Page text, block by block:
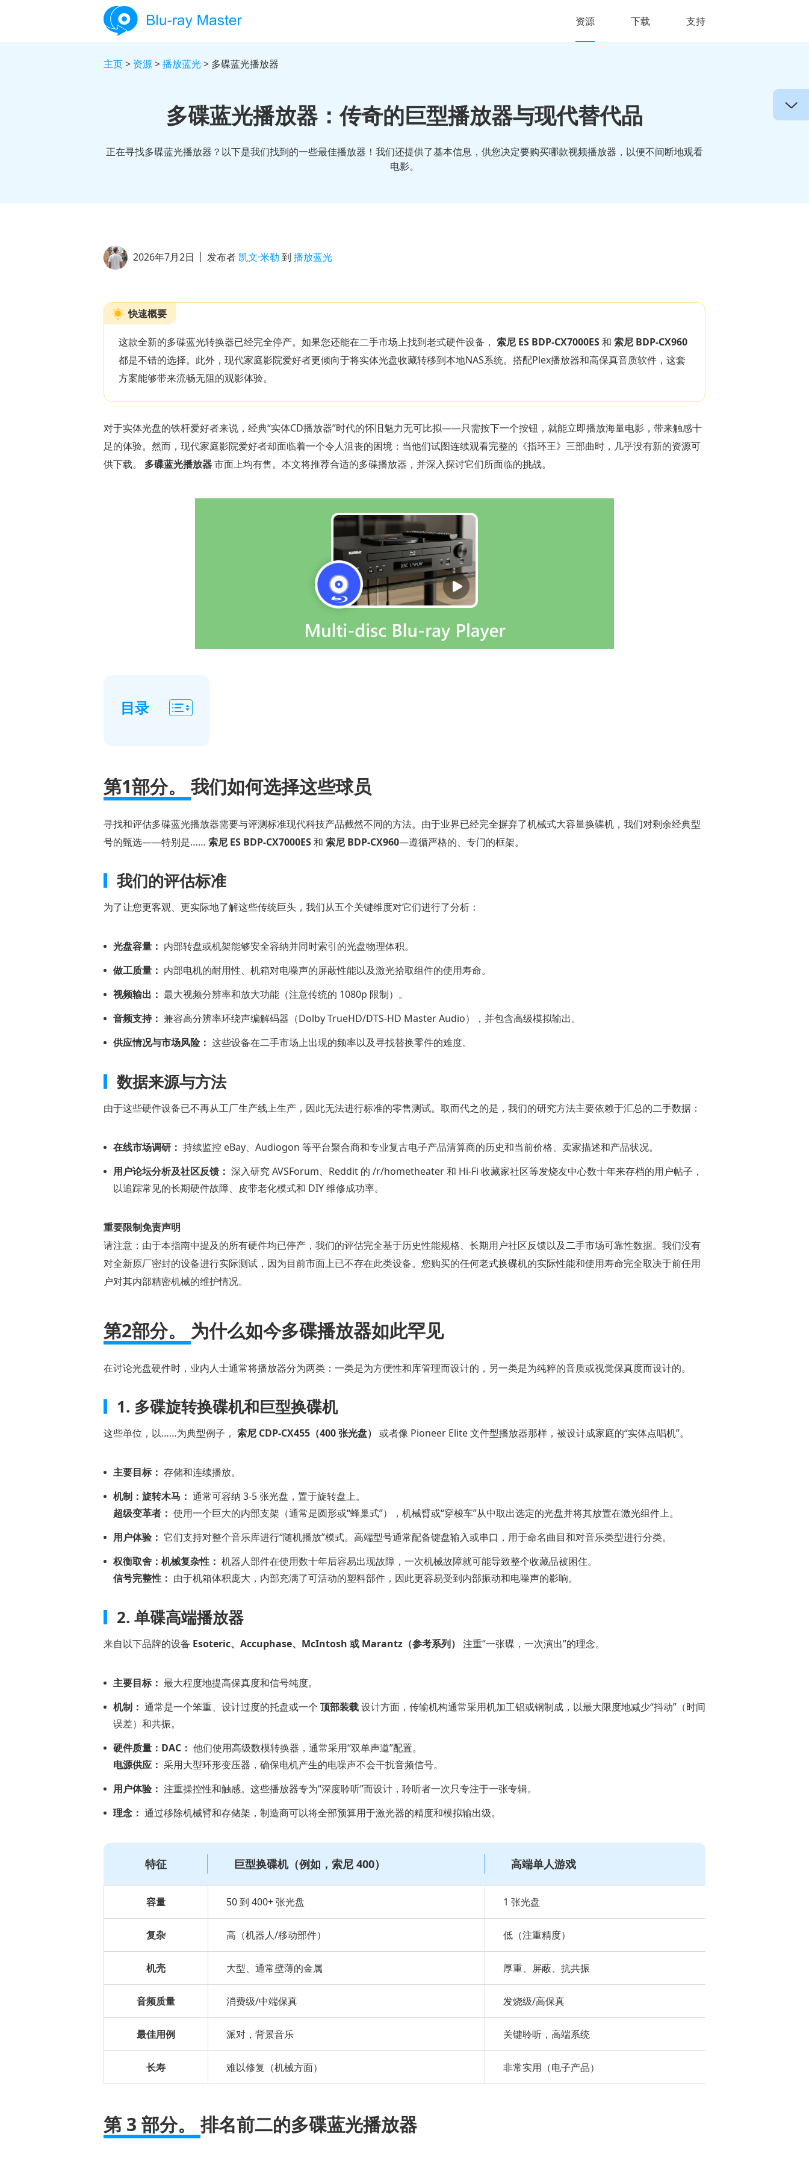
资源 下载 支持
主页> 资源>播放蓝光> 多碟蓝光播放器
多碟蓝光播放器：传奇的巨型播放器与现代替代品
正在寻找多碟蓝光播放器？以下是我们找到的一些最佳播放器！我们还提供了基本信息，供您决定要购买哪款视频播放器，以便不间断地观看
电影。
2026年7月2日 发布者凯文·米勒 到 播放蓝光
快速概要
这款全新的多碟蓝光转换器已经完全停产。如果您还能在二手市场上找到老式硬件设备， 索尼 ES BDP-CX7000ES和 索尼 BDP-CX960
都是不错的选择。此外，现代家庭影院爱好者更倾向于将实体光盘收藏转移到本地NAS系统。搭配Plex播放器和高保真音质软件，这套
方案能够带来流畅无阻的观影体验。
对于实体光盘的铁杆爱好者来说，经典“实体CD播放器”时代的怀旧魅力无可比拟——只需按下一个按钮，就能立即播放海量电影，带来触感十
足的体验。然而，现代家庭影院爱好者却面临着一个令人沮丧的困境：当他们试图连续观看完整的《指环王》三部曲时，几乎没有新的资源可
供下载。 多碟蓝光播放器市面上均有售。本文将推荐合适的多碟播放器，并深入探讨它们所面临的挑战。
目录
分：
我
们
如
选
择
这
球
第
二
分：
为
么
如
今
碟
放
器
此
罕
见
第
分：
名
二
的
多
蓝
播
放
器
第
四
分：
关
于
变
形
金
刚
之
的
额
信
分：
超
级
转
换
器
数
NAS
精
第1部分。 我们如何选择这些球员
寻找和评估多碟蓝光播放器需要与评测标准现代科技产品截然不同的方法。由于业界已经完全摒弃了机械式大容量换碟机，我们对剩余经典型
号的甄选——特别是…… 索尼 ES BDP-CX7000ES和 索尼 BDP-CX960—遵循严格的、专门的框架。
我们的评估标准
为了让您更客观、更实际地了解这些传统巨头，我们从五个关键维度对它们进行了分析：
光盘容量： 内部转盘或机架能够安全容纳并同时索引的光盘物理体积。
做工质量： 内部电机的耐用性、机箱对电噪声的屏蔽性能以及激光拾取组件的使用寿命。
视频输出： 最大视频分辨率和放大功能（注意传统的 1080p 限制）。
音频支持： 兼容高分辨率环绕声编解码器（Dolby TrueHD/DTS-HD Master Audio），并包含高级模拟输出。
供应情况与市场风险： 这些设备在二手市场上出现的频率以及寻找替换零件的难度。
数据来源与方法
由于这些硬件设备已不再从工厂生产线上生产，因此无法进行标准的零售测试。取而代之的是，我们的研究方法主要依赖于汇总的二手数据：
在线市场调研： 持续监控 eBay、Audiogon 等平台聚合商和专业复古电子产品清算商的历史和当前价格、卖家描述和产品状况。
用户论坛分析及社区反馈： 深入研究 AVSForum、Reddit 的 /r/hometheater 和 Hi-Fi 收藏家社区等发烧友中心数十年来存档的用户帖子，
以追踪常见的长期硬件故障、皮带老化模式和 DIY 维修成功率。
重要限制免责声明
请注意：由于本指南中提及的所有硬件均已停产，我们的评估完全基于历史性能规格、长期用户社区反馈以及二手市场可靠性数据。我们没有
对全新原厂密封的设备进行实际测试，因为目前市面上已不存在此类设备。您购买的任何老式换碟机的实际性能和使用寿命完全取决于前任用
户对其内部精密机械的维护情况。
第2部分。 为什么如今多碟播放器如此罕见
在讨论光盘硬件时，业内人士通常将播放器分为两类：一类是为方便性和库管理而设计的，另一类是为纯粹的音质或视觉保真度而设计的。
1. 多碟旋转换碟机和巨型换碟机
这些单位，以……为典型例子， 索尼 CDP-CX455（400 张光盘） 或者像 Pioneer Elite 文件型播放器那样，被设计成家庭的“实体点唱机”。
主要目标： 存储和连续播放。
机制：旋转木马： 通常可容纳 3-5 张光盘，置于旋转盘上。
超级变革者： 使用一个巨大的内部支架（通常是圆形或“蜂巢式”），机械臂或“穿梭车”从中取出选定的光盘并将其放置在激光组件上。
用户体验： 它们支持对整个音乐库进行“随机播放”模式。高端型号通常配备键盘输入或串口，用于命名曲目和对音乐类型进行分类。
权衡取舍：机械复杂性： 机器人部件在使用数十年后容易出现故障，一次机械故障就可能导致整个收藏品被困住。
信号完整性： 由于机箱体积庞大，内部充满了可活动的塑料部件，因此更容易受到内部振动和电噪声的影响。
2. 单碟高端播放器
来自以下品牌的设备 Esoteric、Accuphase、McIntosh 或 Marantz（参考系列） 注重“一张碟，一次演出”的理念。
主要目标： 最大程度地提高保真度和信号纯度。
机制： 通常是一个笨重、设计过度的托盘或一个 顶部装载设计方面，传输机构通常采用机加工铝或钢制成，以最大限度地减少“抖动”（时间
误差）和共振。
硬件质量：DAC： 他们使用高级数模转换器，通常采用“双单声道”配置。
电源供应： 采用大型环形变压器，确保电机产生的电噪声不会干扰音频信号。
用户体验： 注重操控性和触感。这些播放器专为“深度聆听”而设计，聆听者一次只专注于一张专辑。
理念： 通过移除机械臂和存储架，制造商可以将全部预算用于激光器的精度和模拟输出级。
特征 巨型换碟机（例如，索尼 400） 高端单人游戏
容量 50 到 400+ 张光盘 1 张光盘
复杂 高（机器人/移动部件） 低（注重精度）
机壳 大型、通常壁薄的金属 厚重、屏蔽、抗共振
音频质量 消费级/中端保真 发烧级/高保真
最佳用例 派对，背景音乐 关键聆听，高端系统
长寿 难以修复（机械方面） 非常实用（电子产品）
第 3 部分。排名前二的多碟蓝光播放器